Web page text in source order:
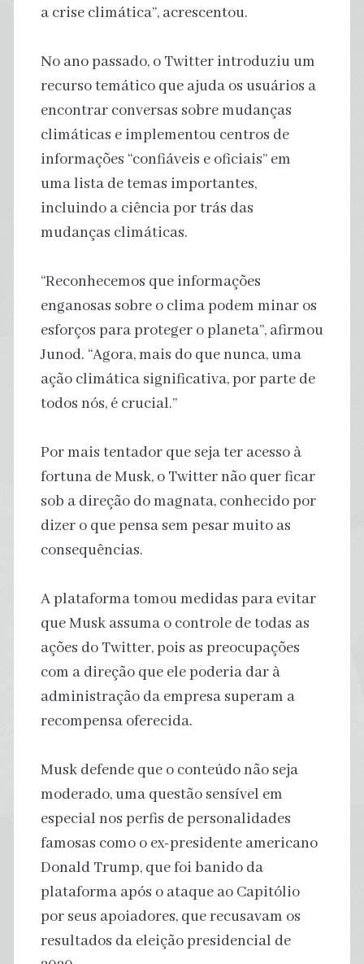
a crise climática”, acrescentou.
No ano passado, o Twitter introduziu um
recurso temático que ajuda os usuários a
encontrar conversas sobre mudanças
climáticas e implementou centros de
informações “confiáveis e oficiais” em
uma lista de temas importantes,
incluindo a ciência por trás das
mudanças climáticas.
“Reconhecemos que informações
enganosas sobre o clima podem minar os
esforços para proteger o planeta”, afirmou
Junod. “Agora, mais do que nunca, uma
ação climática significativa, por parte de
todos nós, é crucial.”
Por mais tentador que seja ter acesso à
fortuna de Musk, o Twitter não quer ficar
sob a direção do magnata, conhecido por
dizer o que pensa sem pesar muito as
consequências.
A plataforma tomou medidas para evitar
que Musk assuma o controle de todas as
ações do Twitter, pois as preocupações
com a direção que ele poderia dar à
administração da empresa superam a
recompensa oferecida.
Musk defende que o conteúdo não seja
moderado, uma questão sensível em
especial nos perfis de personalidades
famosas como o ex-presidente americano
Donald Trump, que foi banido da
plataforma após o ataque ao Capitólio
por seus apoiadores, que recusavam os
resultados da eleição presidencial de